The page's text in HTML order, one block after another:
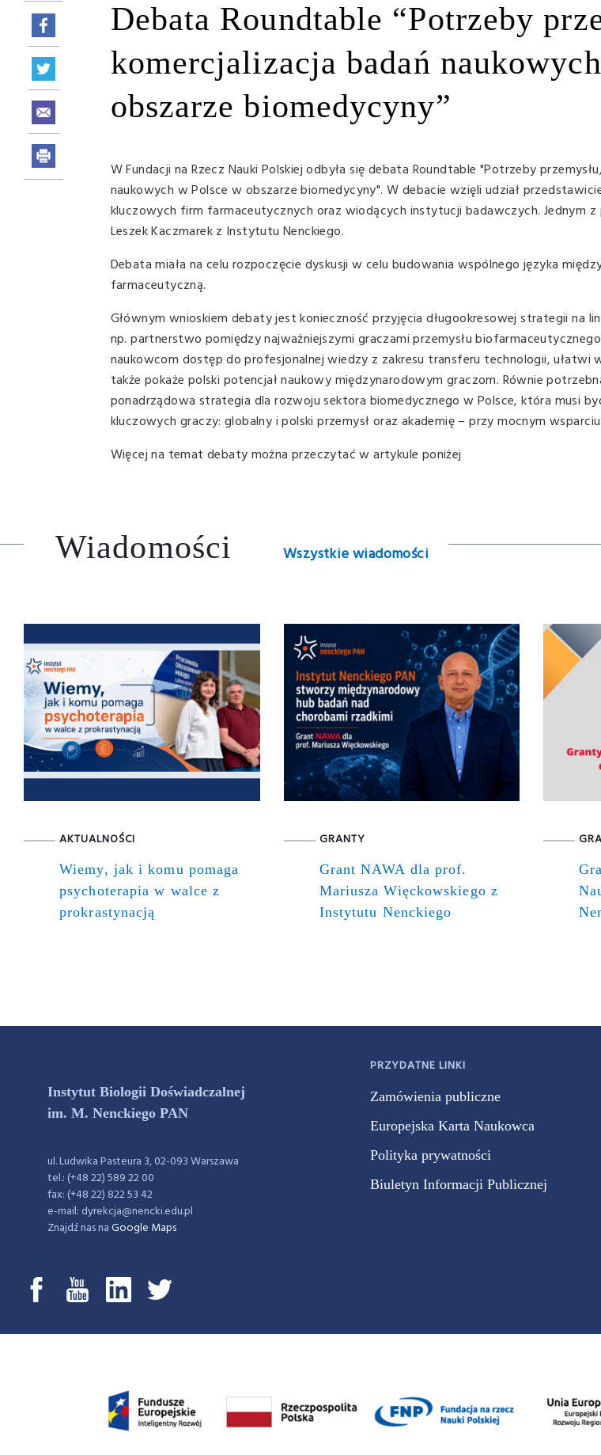
Debata Roundtable “Potrzeby
komercjalizacja badań
obszarze biomedycyny”
W Fundacji na Rzecz Nauki Polskiej odbyła się debata Roundtable "Potrzeby
naukowych w Polsce w obszarze biomedycyny". W debacie wzięli udział
kluczowych firm farmaceutycznych oraz wiodących instytucji badawczych. Jednym z
Leszek Kaczmarek z Instytutu Nenckiego.
Debata miała na celu rozpoczęcie dyskusji w celu budowania wspólnego języka
farmaceutyczną.
Głównym wnioskiem debaty jest konieczność przyjęcia długookresowej strategii na
np. partnerstwo pomiędzy najważniejszymi graczami przemysłu
naukowcom dostęp do profesjonalnej wiedzy z zakresu transferu technologii, ułatwi
także pokaże polski potencjał naukowy międzynarodowym graczom. Równie
ponadrządowa strategia dla rozwoju sektora biomedycznego w Polsce, która musi
kluczowych graczy: globalny i polski przemysł oraz akademię – przy mocnym
Więcej na temat debaty można przeczytać w artykule poniżej
Wiadomości Wszystkie wiadomości
AKTUALNOŚCI
Wiemy, jak i komu pomaga
psychoterapia w walce z
prokrastynacją
GRANTY
Grant NAWA dla prof.
Mariusza Więckowskiego z
Instytutu Nenckiego
Instytut Biologii Doświadczalnej
im. M. Nenckiego PAN
ul. Ludwika Pasteura 3, 02-093 Warszawa
tel.: (+48 22) 589 22 00
fax: (+48 22) 822 53 42
e-mail: dyrekcja@nencki.edu.pl
Znajdź nas naGoogle Maps
PRZYDATNE LINKI
Zamówienia publiczne
Europejska Karta Naukowca
Polityka prywatności
Biuletyn Informacji Publicznej